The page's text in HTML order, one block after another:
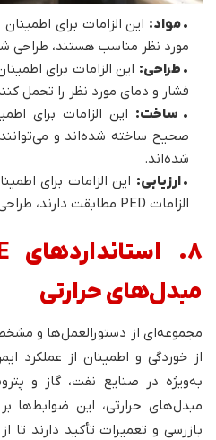
•مواد: این الزامات برای
مورد نظر مناسب هستند، طراحی
• طراحی: این الزامات برای
فشار و دمای مورد نظر را تحمل
• ساخت: این الزامات برای
صحیح ساخته شده‌اند و
شده‌اند.
•ارزیابی: این الزامات برای
الزامات PED مطابقت دارند، طراحی شده‌اند.
مبدل‌های حرارتی
مجموعه‌ای از دستورالعمل‌ها و
از خوردگی و اطمینان از عملکرد
به‌ویژه در صنایع نفت، گاز و
مبدل‌های حرارتی، این ضوابط‌ها
بازرسی و تعمیرات تأکید دارند تا